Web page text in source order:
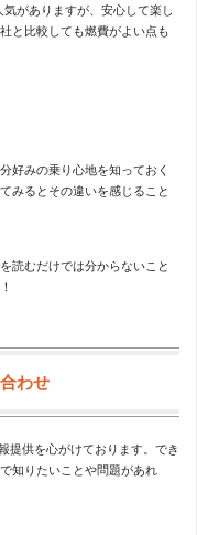
がありますが、安心して楽し
と比較しても燃費がよい点も
好みの乗り心地を知っておく
みるとその違いを感じること
読むだけでは分からないこと
わせ
提供を心がけております。でき
知りたいことや問題があれ